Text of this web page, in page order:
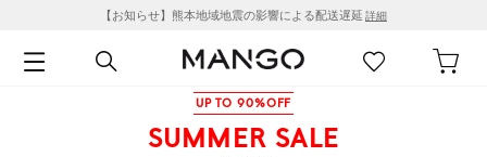
【お知らせ】熊本地域地震の影響による配送遅延 詳細
UP TO 90%OFF
SUMMER SALE